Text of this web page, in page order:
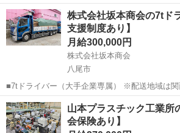
だけ入社祝金30〜100万円ドドーンと支給!! 月収
大阪 八尾市 物流 社宅
株式会社坂本商会の7tド
支援制度あり】
月給300,000円
株式会社坂本商会
八尾市
■7tドライバー（大手企業専属） ※配送地域は関
です ■月給30万円～ ■7:30～16:30 ※残業はほ
時より早く上がれる時もあります
大阪 八尾市 配送
山本プラスチック工業所
会保険あり】